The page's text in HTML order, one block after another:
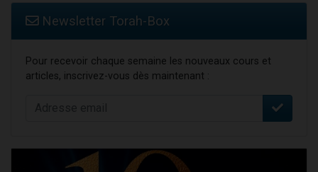
Newsletter Torah-Box
Pour recevoir chaque semaine les nouveaux cours et
articles, inscrivez-vous dès maintenant :